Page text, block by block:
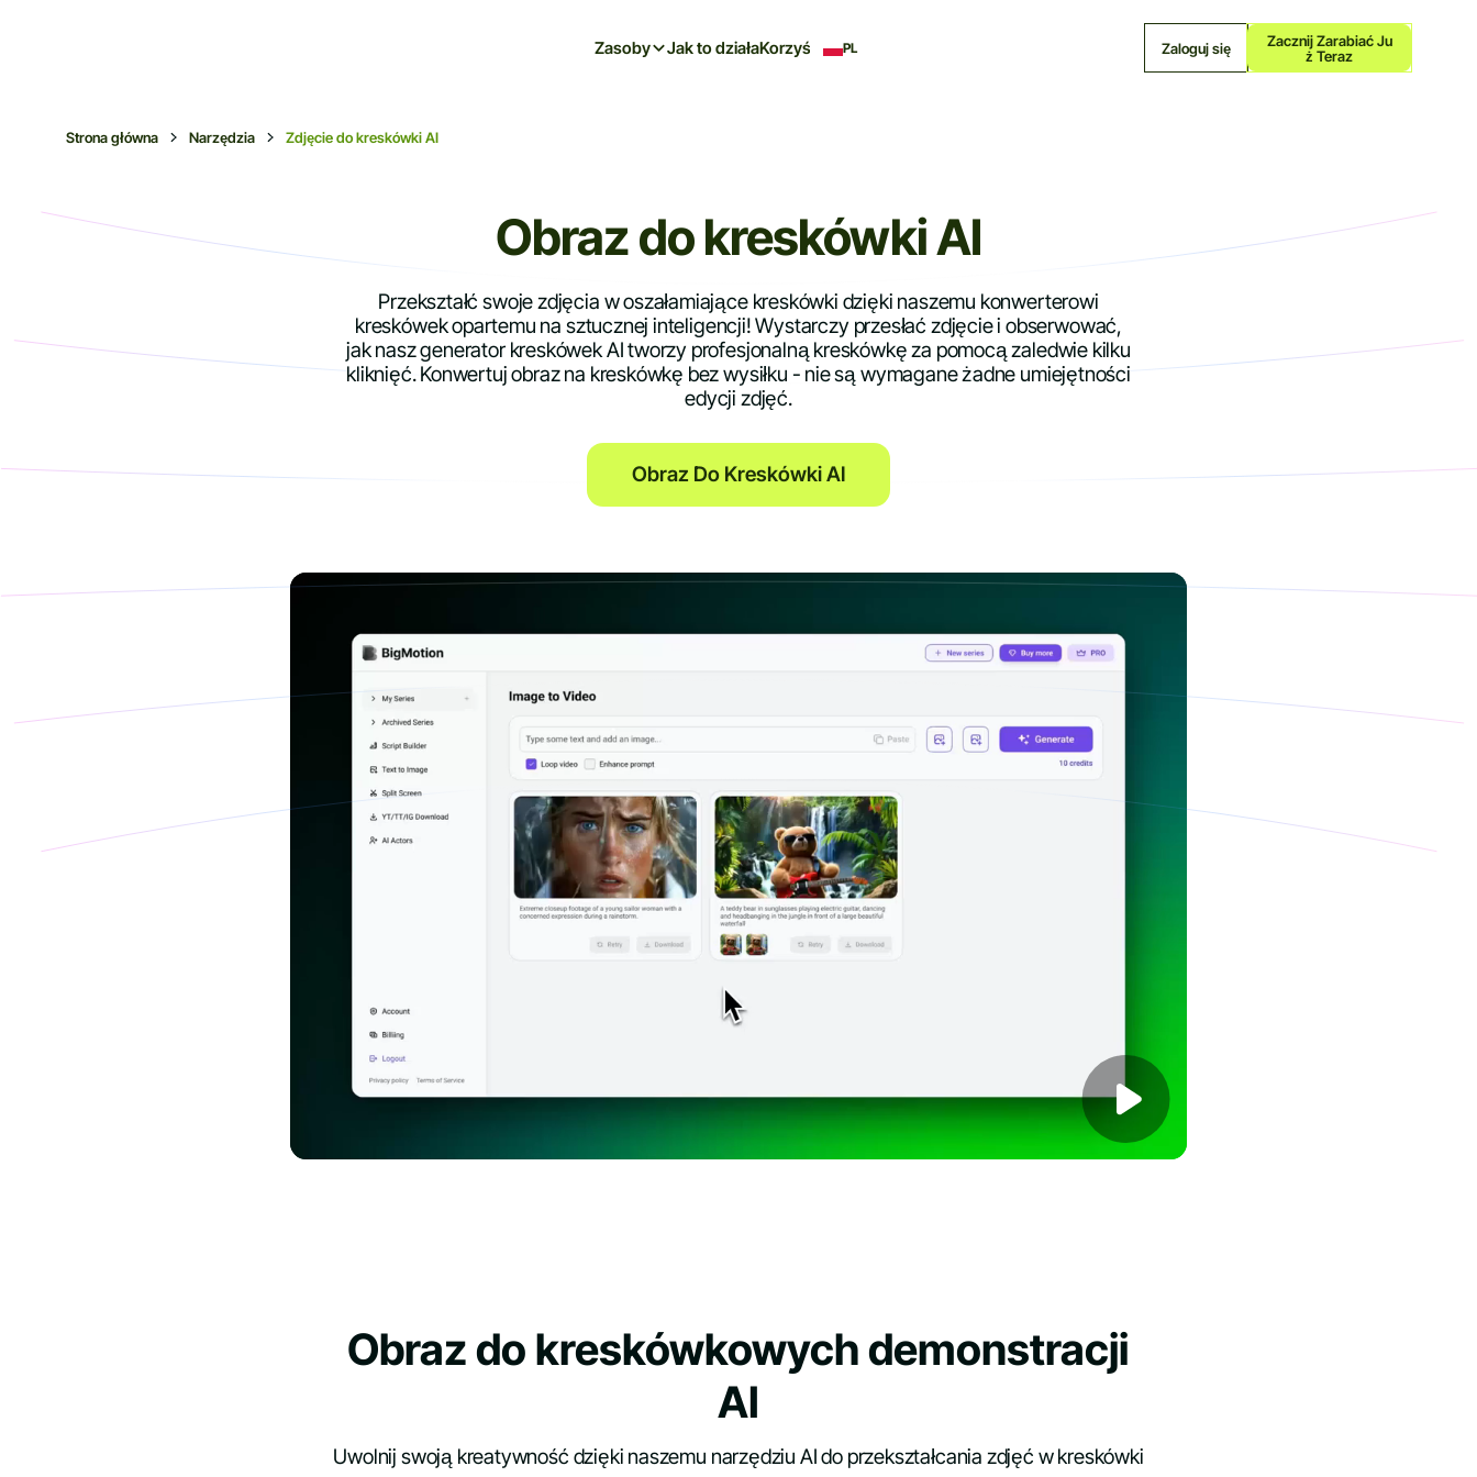
Zasoby Jak to działaKorzyści PL Zaloguj się
Zacznij Zarabiać Ju
Ż Teraz
Strona główna Narzędzia Zdjęcie do kreskówki AI
Obraz do kreskówki AI
Przekształć swoje zdjęcia w oszałamiające kreskówki dzięki naszemu konwerterowi
kreskówek opartemu na sztucznej inteligencji! Wystarczy przesłać zdjęcie i obserwować,
jak nasz generator kreskówek AI tworzy profesjonalną kreskówkę za pomocą zaledwie kilku
kliknięć. Konwertuj obraz na kreskówkę bez wysiłku - nie są wymagane żadne umiejętności
edycji zdjęć.
Obraz Do Kreskówki AI
Obraz do kreskówkowych demonstracji
AI
Uwolnij swoją kreatywność dzięki naszemu narzędziu AI do przekształcania zdjęć w kreskówki